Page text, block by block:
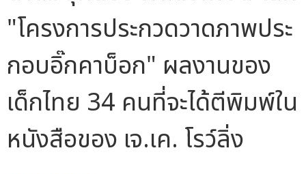
"โครงการประกวดวาดภาพประ
กอบอิ๊กคาบ็อก" ผลงานของ
เด็กไทย 34 คนที่จะได้ตีพิมพ์ใน
หนังสือของ เจ.เค. โรว์ลิ่ง